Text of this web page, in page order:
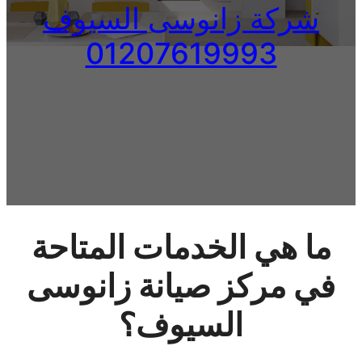
شركة زانوسى السيوف
01207619993
ما هي الخدمات المتاحة
في مركز صيانة زانوسى
السيوف؟